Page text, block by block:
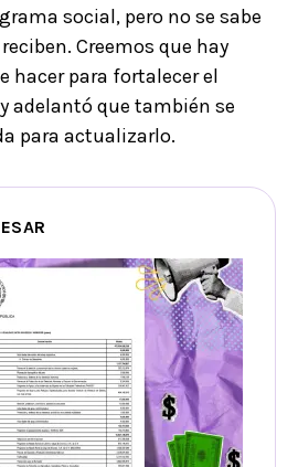
social, pero no se sabe
Creemos que hay
hacer para fortalecer el
y adelantó que también se
para actualizarlo.